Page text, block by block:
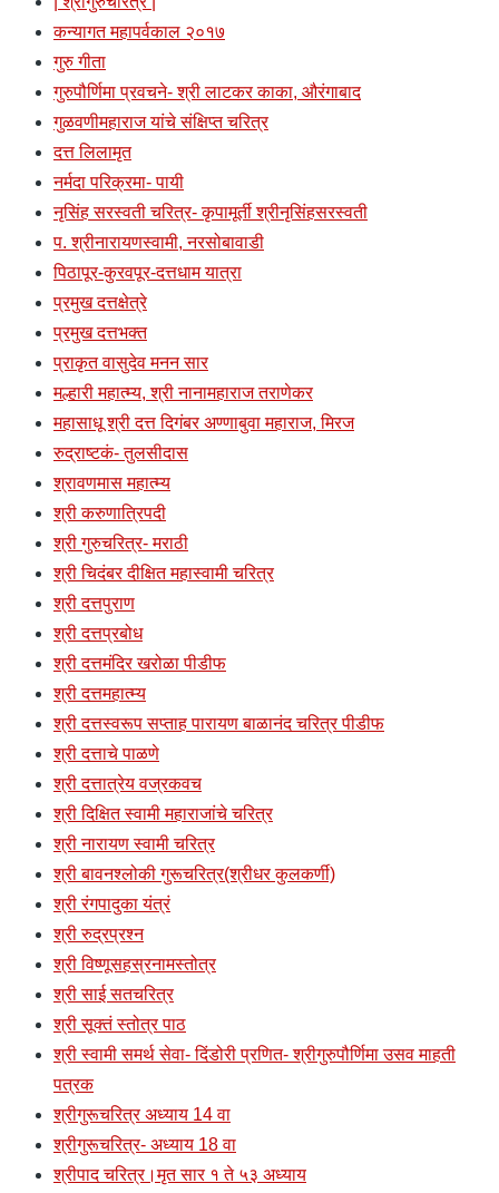
कन्यागत महापर्वकाल २०१७
गुरु गीता
गुरुपौर्णिमा प्रवचने- श्री लाटकर काका, औरंगाबाद
गुळवणीमहाराज यांचे संक्षिप्त चरित्र
दत्त लिलामृत
नर्मदा परिक्रमा- पायी
नृसिंह सरस्वती चरित्र- कृपामूर्ती श्रीनृसिंहसरस्वती
प. श्रीनारायणस्वामी, नरसोबावाडी
पिठापूर-कुरवपूर-दत्तधाम यात्रा
प्रमुख दत्तक्षेत्रे
प्रमुख दत्तभक्त
प्राकृत वासुदेव मनन सार
मल्हारी महात्म्य, श्री नानामहाराज तराणेकर
महासाधू श्री दत्त दिगंबर अण्णाबुवा महाराज, मिरज
रुद्राष्टकं- तुलसीदास
श्रावणमास महात्म्य
श्री करुणात्रिपदी
श्री गुरुचरित्र- मराठी
श्री चिदंबर दीक्षित महास्वामी चरित्र
श्री दत्तपुराण
श्री दत्तप्रबोध
श्री दत्तमंदिर खरोळा पीडीफ
श्री दत्तमहात्म्य
श्री दत्तस्वरूप सप्ताह पारायण बाळानंद चरित्र पीडीफ
श्री दत्ताचे पाळणे
श्री दत्तात्रेय वज्रकवच
श्री दिक्षित स्वामी महाराजांचे चरित्र
श्री नारायण स्वामी चरित्र
श्री बावनश्लोकी गुरूचरित्र(श्रीधर कुलकर्णी)
श्री रंगपादुका यंत्रं
श्री रुद्रप्रश्न
श्री विष्णूसहस्रनामस्तोत्र
श्री साई सतचरित्र
श्री सूक्तं स्तोत्र पाठ
श्री स्वामी समर्थ सेवा- दिंडोरी प्रणित- श्रीगुरुपौर्णिमा उसव माहती
पत्रक
श्रीगुरूचरित्र अध्याय 14 वा
श्रीगुरूचरित्र- अध्याय 18 वा
श्रीपाद चरित्र।मृत सार १ ते ५३ अध्याय